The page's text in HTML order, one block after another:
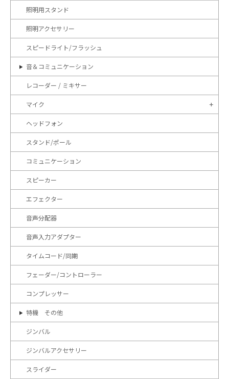
照明用スタンド
照明アクセサリー
スピードライト/フラッシュ
音＆コミュニケーション
レコーダー / ミキサー
マイク
ヘッドフォン
スタンド/ポール
コミュニケーション
スピーカー
エフェクター
音声分配器
音声入力アダプター
タイムコード/同期
フェーダー/コントローラー
コンプレッサー
特機 その他
ジンバル
ジンバルアクセサリー
スライダー